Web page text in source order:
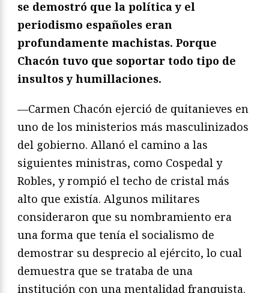
se demostró que la política y el
periodismo españoles eran
profundamente machistas. Porque
Chacón tuvo que soportar todo tipo de
insultos y humillaciones.
—Carmen Chacón ejerció de quitanieves en
uno de los ministerios más masculinizados
del gobierno. Allanó el camino a las
siguientes ministras, como Cospedal y
Robles, y rompió el techo de cristal más
alto que existía. Algunos militares
consideraron que su nombramiento era
una forma que tenía el socialismo de
demostrar su desprecio al ejército, lo cual
demuestra que se trataba de una
institución con una mentalidad franquista.